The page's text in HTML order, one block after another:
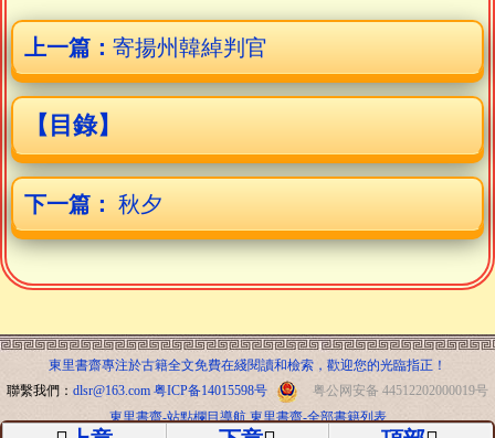
上一篇： 寄揚州韓綽判官
【目錄】
下一篇： 秋夕
東里書齋專注於古籍全文免費在綫閱讀和檢索，歡迎您的光臨指正！
聯繫我們： dlsr@163.com 粤ICP备14015598号
粤公网安备 44512202000019号
東里書齋-站點欄目導航 東里書齋-全部書籍列表